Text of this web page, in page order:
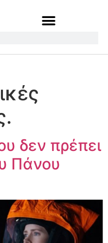
δεν πρέπει
Πάνου